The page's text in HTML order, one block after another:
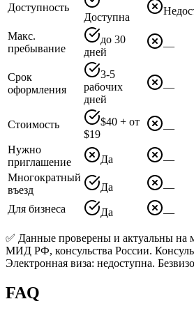
Доступность
Доступна
Макс.
пребывание
до 30
дней
—
Срок
оформления
3-5
рабочих
дней
—
Стоимость
$40 + от
$19
—
Нужно
приглашение
Да —
Многократный
въезд
Да —
Для бизнеса
Да —
✅ Данные проверены и актуальны на
МИД РФ, консульства России.
Электронная виза: недоступна.
FAQ